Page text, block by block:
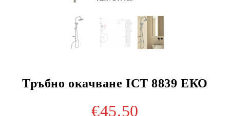
Тръбно окачване ICT 8839 ЕКО
€45.50